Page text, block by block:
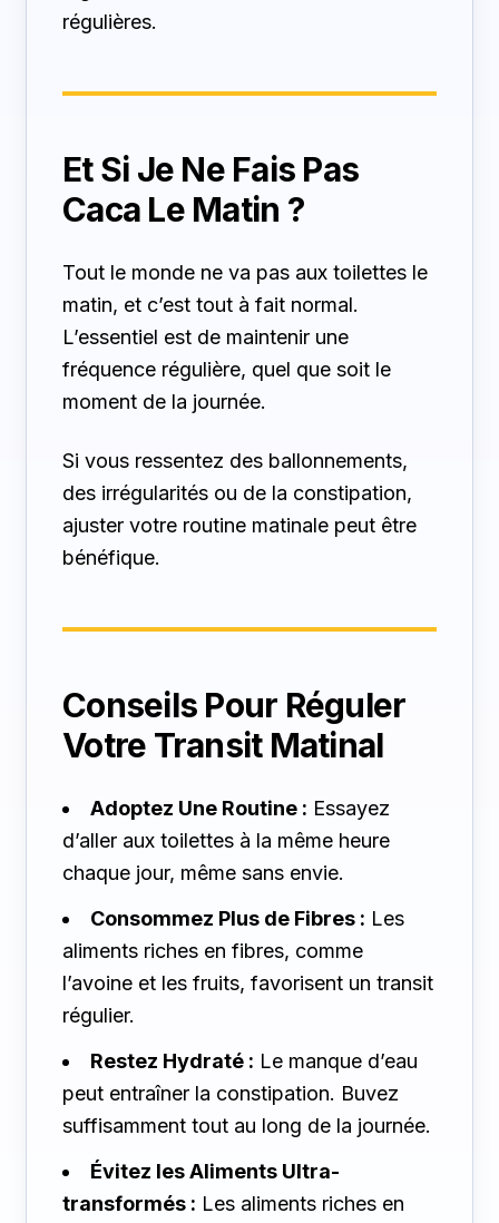
régulières.
Et Si Je Ne Fais Pas
Caca Le Matin ?
Tout le monde ne va pas aux toilettes le
matin, et c’est tout à fait normal.
L’essentiel est de maintenir une
fréquence régulière, quel que soit le
moment de la journée.
Si vous ressentez des ballonnements,
des irrégularités ou de la constipation,
ajuster votre routine matinale peut être
bénéfique.
Conseils Pour Réguler
Votre Transit Matinal
Adoptez Une Routine : Essayez
d’aller aux toilettes à la même heure
chaque jour, même sans envie.
Consommez Plus de Fibres : Les
aliments riches en fibres, comme
l’avoine et les fruits, favorisent un transit
régulier.
Restez Hydraté : Le manque d’eau
peut entraîner la constipation. Buvez
suffisamment tout au long de la journée.
Évitez les Aliments Ultra-
transformés : Les aliments riches en